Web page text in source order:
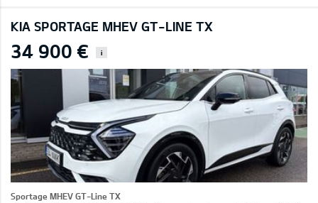
KIA SPORTAGE MHEV GT-LINE TX
34 900 € i
Sportage MHEV GT-Line TX